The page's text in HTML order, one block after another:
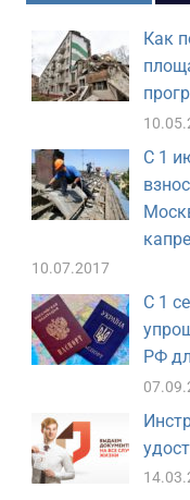
Как
С 1
10.07.2017
С 1
РФ